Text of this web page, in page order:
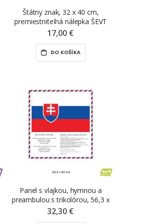
Štátny znak, 32 x 40 cm,
premiestniteľná nálepka ŠEVT
NANO print
17,00 €
DO KOŠÍKA
Panel s vlajkou, hymnou a
preambulou s trikolórou, 56,3 x
60 cm, premiestniteľná nálepka
ŠEVT NANO print
32,30 €